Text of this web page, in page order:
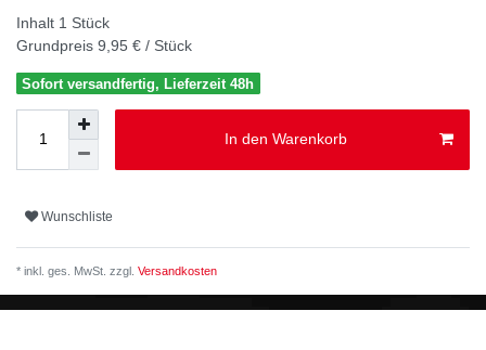
Inhalt 1 Stück
Grundpreis 9,95 € / Stück
Sofort versandfertig, Lieferzeit 48h
In den Warenkorb
Wunschliste
* inkl. ges. MwSt. zzgl. Versandkosten